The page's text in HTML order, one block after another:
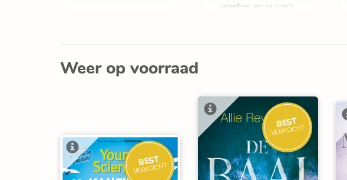
weetjes en puzzels
Weer op voorraad
BEST
VERKOCHT
BEST
VERKOCHT